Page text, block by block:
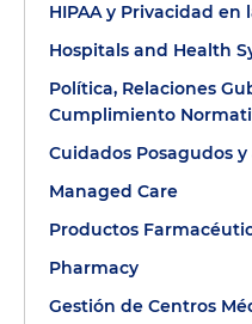
HIPAA y Privacidad en
Hospitals and Health
Política, Relaciones
Cumplimiento
Cuidados Posagudos y
Managed Care
Productos
Pharmacy
Gestión de Centros